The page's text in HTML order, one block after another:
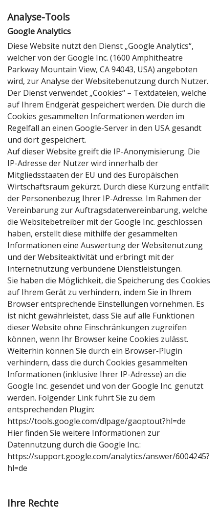
Analyse-Tools
Google Analytics
Diese Website nutzt den Dienst „Google Analytics“,
welcher von der Google Inc. (1600 Amphitheatre
Parkway Mountain View, CA 94043, USA) angeboten
wird, zur Analyse der Websitebenutzung durch Nutzer.
Der Dienst verwendet „Cookies“ – Textdateien, welche
auf Ihrem Endgerät gespeichert werden. Die durch die
Cookies gesammelten Informationen werden im
Regelfall an einen Google-Server in den USA gesandt
und dort gespeichert.
Auf dieser Website greift die IP-Anonymisierung. Die
IP-Adresse der Nutzer wird innerhalb der
Mitgliedsstaaten der EU und des Europäischen
Wirtschaftsraum gekürzt. Durch diese Kürzung entfällt
der Personenbezug Ihrer IP-Adresse. Im Rahmen der
Vereinbarung zur Auftragsdatenvereinbarung, welche
die Websitebetreiber mit der Google Inc. geschlossen
haben, erstellt diese mithilfe der gesammelten
Informationen eine Auswertung der Websitenutzung
und der Websiteaktivität und erbringt mit der
Internetnutzung verbundene Dienstleistungen.
Sie haben die Möglichkeit, die Speicherung des Cookies
auf Ihrem Gerät zu verhindern, indem Sie in Ihrem
Browser entsprechende Einstellungen vornehmen. Es
ist nicht gewährleistet, dass Sie auf alle Funktionen
dieser Website ohne Einschränkungen zugreifen
können, wenn Ihr Browser keine Cookies zulässt.
Weiterhin können Sie durch ein Browser-Plugin
verhindern, dass die durch Cookies gesammelten
Informationen (inklusive Ihrer IP-Adresse) an die
Google Inc. gesendet und von der Google Inc. genutzt
werden. Folgender Link führt Sie zu dem
entsprechenden Plugin:
https://tools.google.com/dlpage/gaoptout?hl=de
Hier finden Sie weitere Informationen zur
Datennutzung durch die Google Inc.:
https://support.google.com/analytics/answer/6004245?
hl=de
Ihre Rechte